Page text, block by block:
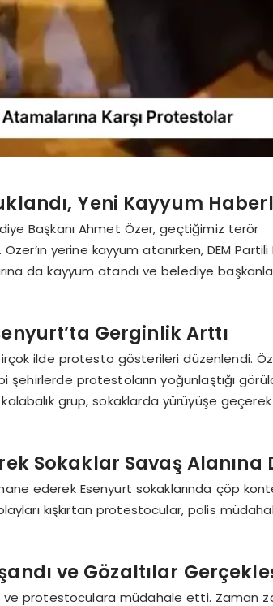
Yeni Kayyum
Başkanı Ahmet Özer, geçtiğimiz terör
yerine kayyum atanırken, DEM Partili
da kayyum atandı ve belediye
Gerginlik Arttı
ilde protesto gösterileri düzenlendi.
şehirlerde protestoların yoğunlaştığı
grup, sokaklarda yürüyüşe
Sokaklar Savaş Alanına
ederek Esenyurt sokaklarında çöp
kışkırtan protestocular, polis
ve Gözaltılar
ve protestoculara müdahale etti. Zaman